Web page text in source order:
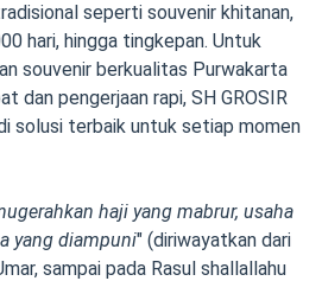
seperti souvenir khitanan,
hari, hingga tingkepan. Untuk
souvenir berkualitas Purwakarta
dan pengerjaan rapi, SH GROSIR
solusi terbaik untuk setiap momen
haji yang mabrur, usaha
yang diampuni" (diriwayatkan dari
sampai pada Rasul shallallahu